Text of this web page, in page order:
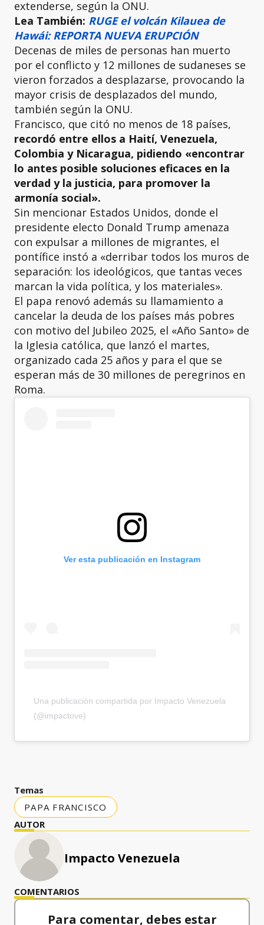
extenderse, según la ONU.
Lea También: RUGE el volcán Kilauea de
Hawái: REPORTA NUEVA ERUPCIÓN
Decenas de miles de personas han muerto
por el conflicto y 12 millones de sudaneses se
vieron forzados a desplazarse, provocando la
mayor crisis de desplazados del mundo,
también según la ONU.
Francisco, que citó no menos de 18 países,
recordó entre ellos a Haití, Venezuela,
Colombia y Nicaragua, pidiendo «encontrar
lo antes posible soluciones eficaces en la
verdad y la justicia, para promover la
armonía social».
Sin mencionar Estados Unidos, donde el
presidente electo Donald Trump amenaza
con expulsar a millones de migrantes, el
pontífice instó a «derribar todos los muros de
separación: los ideológicos, que tantas veces
marcan la vida política, y los materiales».
El papa renovó además su llamamiento a
cancelar la deuda de los países más pobres
con motivo del Jubileo 2025, el «Año Santo» de
la Iglesia católica, que lanzó el martes,
organizado cada 25 años y para el que se
esperan más de 30 millones de peregrinos en
Roma.
Ver esta publicación en Instagram
Una publicación compartida por Impacto Venezuela
(@impactove)
Temas
PAPA FRANCISCO
AUTOR
Impacto Venezuela
COMENTARIOS
Para comentar, debes estar